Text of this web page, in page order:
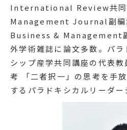
International Review共同
Management Journal副編
Business & Management
外学術雑誌に論文多数。パ
シップ産学共同講座の代表
考 「二者択一」の思考を手
するパラドキシカルリーダー